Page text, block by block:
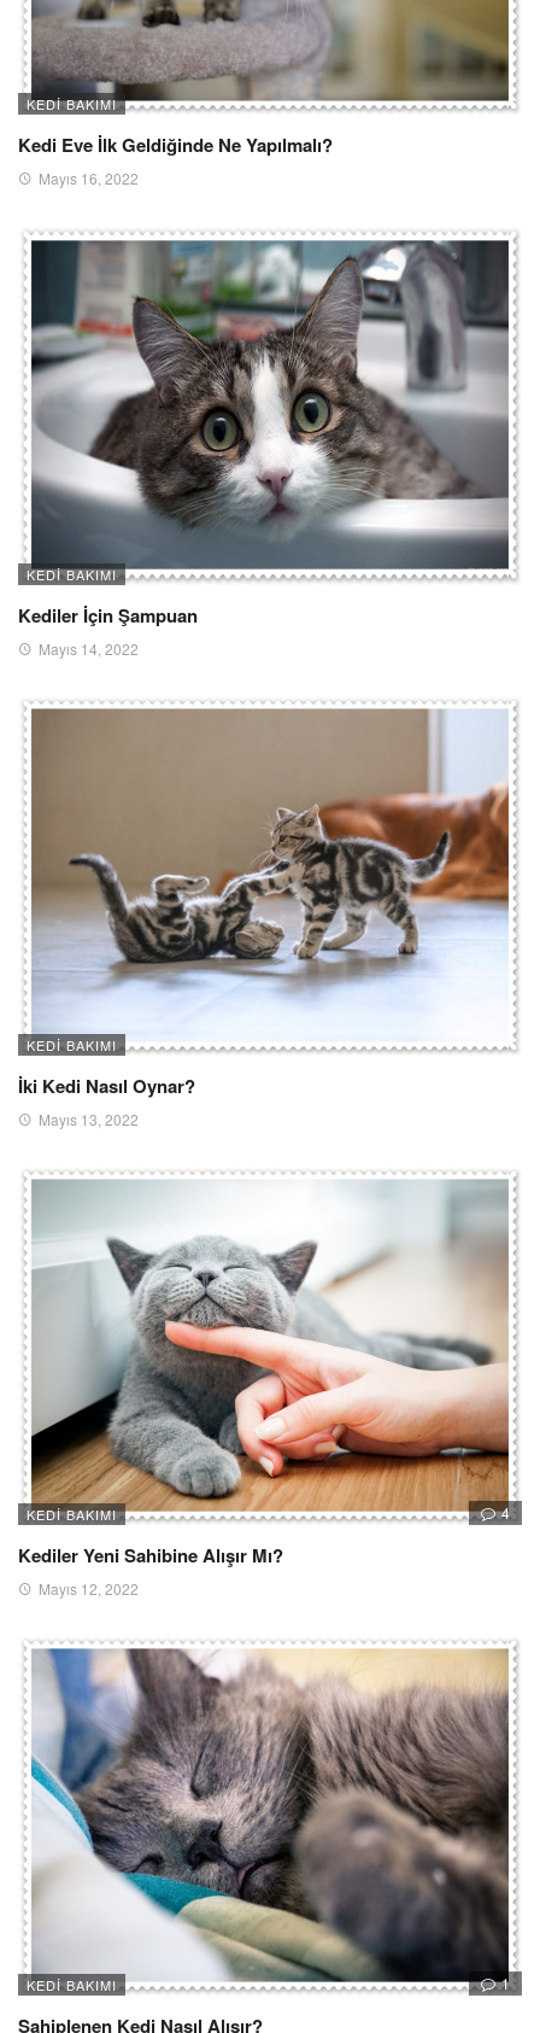
KEDI BAKIMI
Kedi Eve İlk Geldiğinde Ne Yapılmalı?
Mayıs 16, 2022
KEDI BAKIMI
Kediler İçin Şampuan
Mayıs 14, 2022
KEDI BAKIMI
İki Kedi Nasıl Oynar?
Mayıs 13, 2022
KEDI BAKIMI 4
Kediler Yeni Sahibine Alışır Mı?
Mayıs 12, 2022
KEDI BAKIMI 1
Sahiplenen Kedi Nasıl Alışır?